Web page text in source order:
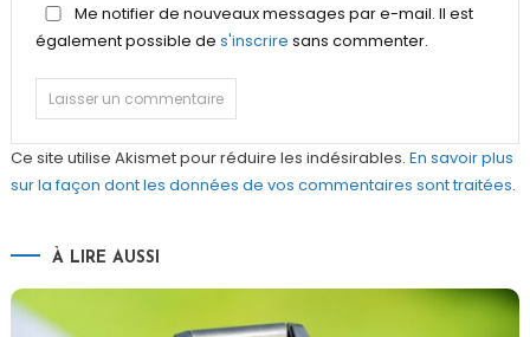
Me notifier de nouveaux messages par e-mail. Il est
également possible de s'inscrire sans commenter.
Ce site utilise Akismet pour réduire les indésirables. En savoir plus
sur la façon dont les données de vos commentaires sont traitées.
À LIRE AUSSI